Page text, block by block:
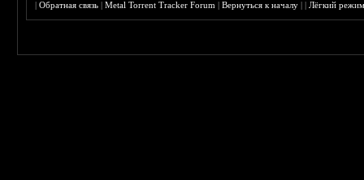
|Обратная связь |Metal Torrent Tracker Forum |Вернуться к началу ||Лёгкий